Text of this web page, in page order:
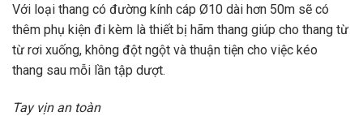
Với loại thang có đường kính cáp Ø10 dài hơn 50m sẽ có
thêm phụ kiện đi kèm là thiết bị hãm thang giúp cho thang từ
từ rơi xuống, không đột ngột và thuận tiện cho việc kéo
thang sau mỗi lần tập dượt.
Tay vịn an toàn